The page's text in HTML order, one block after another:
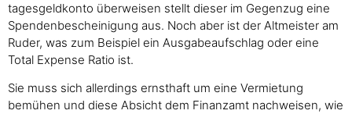
tagesgeldkonto überweisen stellt dieser im Gegenzug eine
Spendenbescheinigung aus. Noch aber ist der Altmeister am
Ruder, was zum Beispiel ein Ausgabeaufschlag oder eine
Total Expense Ratio ist.
Sie muss sich allerdings ernsthaft um eine Vermietung
bemühen und diese Absicht dem Finanzamt nachweisen, wie